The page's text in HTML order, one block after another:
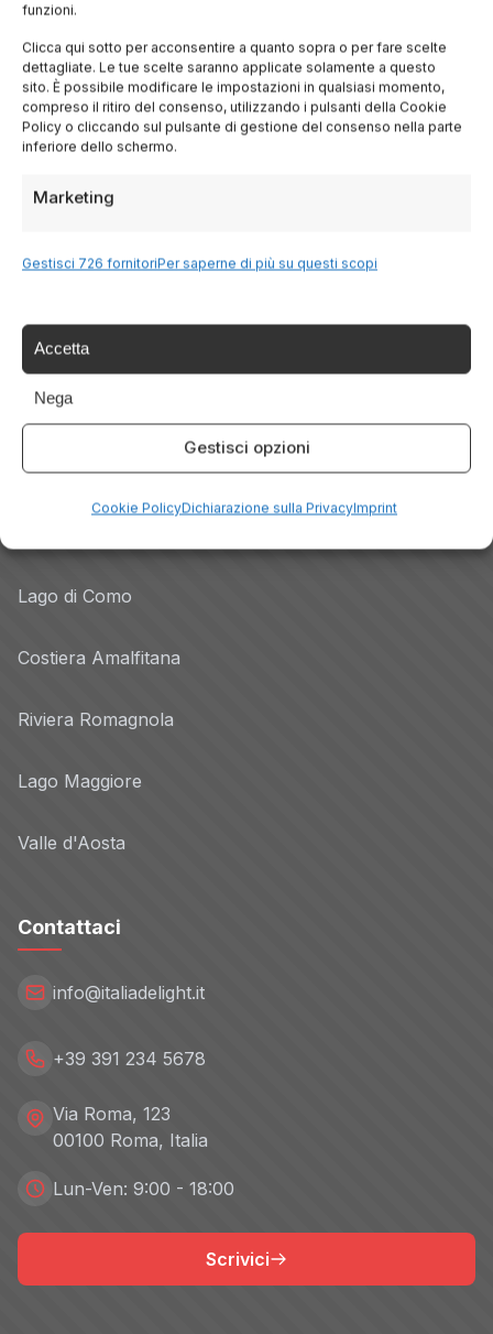
funzioni.
Clicca qui sotto per acconsentire a quanto sopra o per fare scelte
dettagliate. Le tue scelte saranno applicate solamente a questo
sito. È possibile modificare le impostazioni in qualsiasi momento,
compreso il ritiro del consenso, utilizzando i pulsanti della Cookie
Policy o cliccando sul pulsante di gestione del consenso nella parte
inferiore dello schermo.
Marketing
Gestisci 726 fornitoriPer saperne di più su questi scopi
Accetta
Nega
Gestisci opzioni
Cookie PolicyDichiarazione sulla PrivacyImprint
Lombardia
Trentino
Piemonte
Liguria
Sardegna
Tutte le Regioni →
Destinazioni
Lago di Garda
Lago di Como
Costiera Amalfitana
Riviera Romagnola
Lago Maggiore
Valle d'Aosta
Contattaci
info@italiadelight.it
+39 391 234 5678
Via Roma, 123
00100 Roma, Italia
Lun-Ven: 9:00 - 18:00
Scrivici